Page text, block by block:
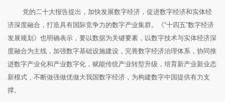
党的二十大报告提出，加快发展数字经济，促进数字经济和实体经
济深度融合，打造具有国际竞争力的数字产业集群。《“十四五”数字经济
发展规划》也明确表示，要以数据为关键要素，以数字技术与实体经济深
度融合为主线，加强数字基础设施建设，完善数字经济治理体系，协同推
进数字产业化和产业数字化，赋能传统产业转型升级，培育新产业新业态
新模式，不断做强做优做大我国数字经济，为构建数字中国提供有力支
撑。